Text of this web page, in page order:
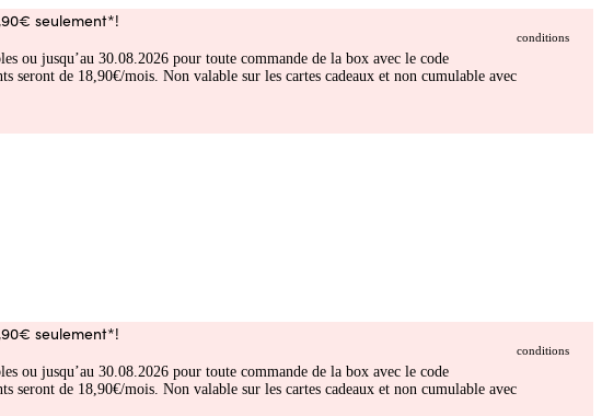
seulement*!
conditions
ou jusqu’au 30.08.2026 pour toute commande de la box avec le code
de 18,90€/mois. Non valable sur les cartes cadeaux et non cumulable avec
seulement*!
conditions
ou jusqu’au 30.08.2026 pour toute commande de la box avec le code
de 18,90€/mois. Non valable sur les cartes cadeaux et non cumulable avec